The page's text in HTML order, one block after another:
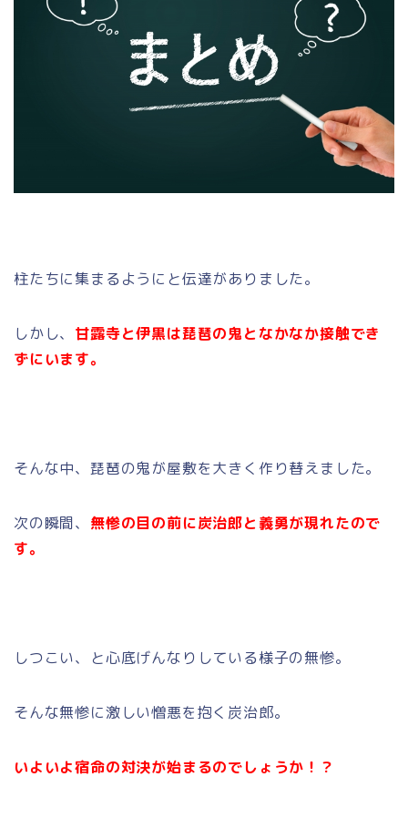
柱たちに集まるようにと伝達がありました。
しかし、 甘露寺と伊黒は琵琶の鬼となかなか接触でき
ずにいます。
そんな中、琵琶の鬼が屋敷を大きく作り替えました。
次の瞬間、 無惨の目の前に炭治郎と義勇が現れたので
す。
しつこい、と心底げんなりしている様子の無惨。
そんな無惨に激しい憎悪を抱く炭治郎。
いよいよ宿命の対決が始まるのでしょうか！？